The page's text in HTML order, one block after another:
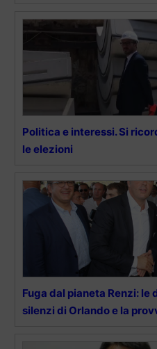
Politica e interessi. Si
le elezioni
Fuga dal pianeta Renzi: le
silenzi di Orlando e la